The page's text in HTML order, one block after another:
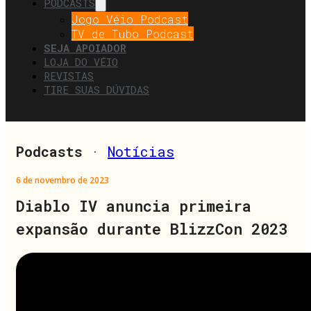
Jogo Véio Podcast
TV de Tubo Podcast
SEJA APOIADOR
LOJA DO VÉIO
REVISTAS
TIRE SUAS DÚVIDAS
Podcasts · Notícias
6 de novembro de 2023
Diablo IV anuncia primeira
expansão durante BlizzCon 2023